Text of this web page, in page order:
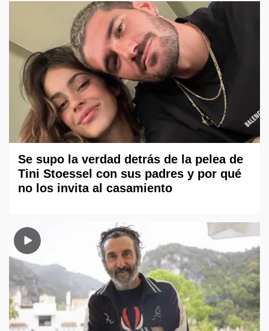
Se supo la verdad detrás de la pelea de
Tini Stoessel con sus padres y por qué
no los invita al casamiento